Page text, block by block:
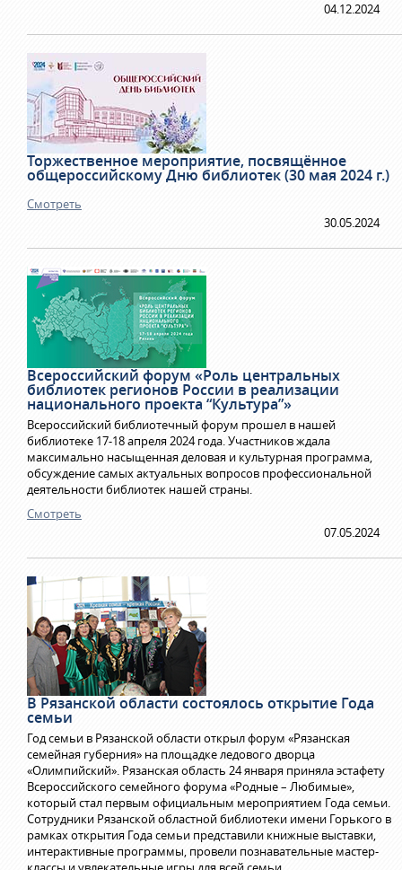
04.12.2024
Торжественное мероприятие, посвящённое
общероссийскому Дню библиотек (30 мая 2024 г.)
Смотреть
30.05.2024
Всероссийский форум «Роль центральных
библиотек регионов России в реализации
национального проекта “Культура”»
Всероссийский библиотечный форум прошел в нашей
библиотеке 17-18 апреля 2024 года. Участников ждала
максимально насыщенная деловая и культурная программа,
обсуждение самых актуальных вопросов профессиональной
деятельности библиотек нашей страны.
Смотреть
07.05.2024
В Рязанской области состоялось открытие Года
семьи
Год семьи в Рязанской области открыл форум «Рязанская
семейная губерния» на площадке ледового дворца
«Олимпийский». Рязанская область 24 января приняла эстафету
Всероссийского семейного форума «Родные – Любимые»,
который стал первым официальным мероприятием Года семьи.
Сотрудники Рязанской областной библиотеки имени Горького в
рамках открытия Года семьи представили книжные выставки,
интерактивные программы, провели познавательные мастер-